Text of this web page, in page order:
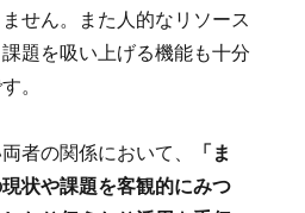
せん。また人的なリソース
題を吸い上げる機能も十分
。
者の関係において、
「ま
状や課題を客観的にみつ